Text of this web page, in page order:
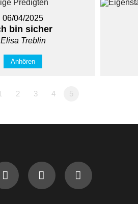
06/04/2025
bin sicher
Elisa Treblin
Anhören
2 3 4 5